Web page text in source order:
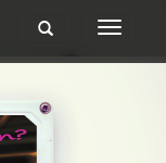
Toggle
Toggle